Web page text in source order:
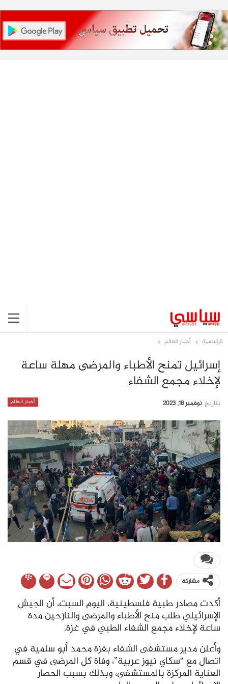
الرئيسية أخبار العالم
إسرائيل تمنح الأطباء والمرضى مهلة ساعة
لإخلاء مجمع الشفاء
أخبار العالم بتاريخ نوفمبر 18, 2023
مشاركة
أكدت مصادر طبية فلسطينية، اليوم السبت، أن الجيش
الإسرائيلي طلب منح الأطباء والمرضى والنازحين مدة
ساعة لإخلاء مجمع الشفاء الطبي في غزة.
وأعلن مدير مستشفى الشفاء بغزة محمد أبو سلمية في
اتصال مع “سكاي نيوز عربية”، وفاة كل المرضى في قسم
العناية المركزة بالمستشفى، وبذلك بسبب الحصار